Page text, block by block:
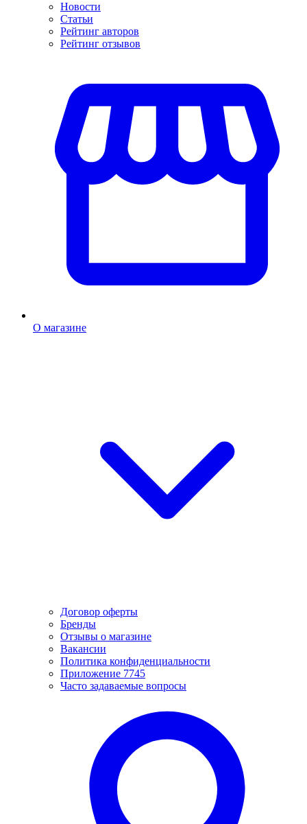
Новости
Статьи
Рейтинг авторов
Рейтинг отзывов
О магазине
Договор оферты
Бренды
Отзывы о магазине
Вакансии
Политика конфиденциальности
Приложение 7745
Часто задаваемые вопросы